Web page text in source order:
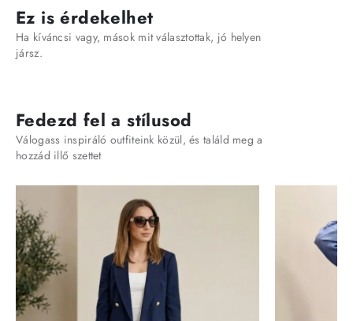
Ez is érdekelhet
Ha kíváncsi vagy, mások mit választottak, jó helyen
jársz.
Fedezd fel a stílusod
Válogass inspiráló outfiteink közül, és találd meg a
hozzád illő szettet